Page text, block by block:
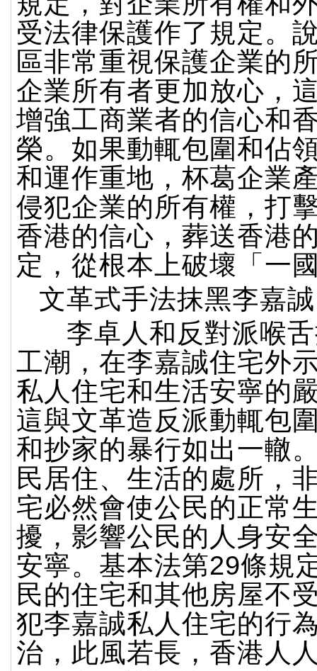
受法律保護作了規定。
區非常重視保護企業的
企業所有者更加放心，
增強工商業者的信心和
榮。如果動輒包圍和佔
和運作重地，杯葛企業
侵犯企業的所有權，打
香港的信心，葬送香港
定，從根本上破壞「一
文革式手法抹黑李嘉誠
李卓人和反對派喉
工潮，在李嘉誠住宅外
私人住宅和生活安寧的
這與文革造反派動輒包
和抄家的暴行如出一轍
民居住、生活的處所，
宅必然會使公民的正常
擾，影響公民的人身安
安寧。基本法第29條規
民的住宅和其他房屋不
犯李嘉誠私人住宅的行
治，此風若長，香港人